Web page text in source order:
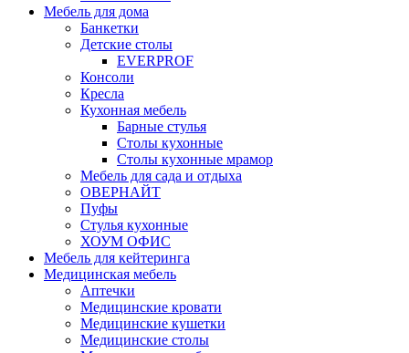
Мебель для дома
Банкетки
Детские столы
EVERPROF
Консоли
Кресла
Кухонная мебель
Барные стулья
Столы кухонные
Столы кухонные мрамор
Мебель для сада и отдыха
ОВЕРНАЙТ
Пуфы
Стулья кухонные
ХОУМ ОФИС
Мебель для кейтеринга
Медицинская мебель
Аптечки
Медицинские кровати
Медицинские кушетки
Медицинские столы